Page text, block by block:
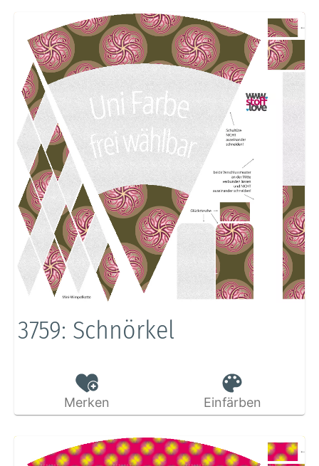
3759: Schnörkel
Merken Einfärben